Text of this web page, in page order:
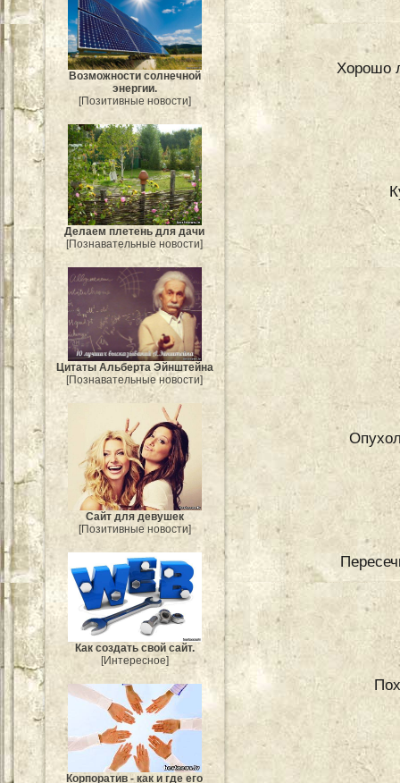
Возможности солнечной
энергии.
[Позитивные новости]
Делаем плетень для дачи
[Познавательные новости]
Цитаты Альберта Эйнштейна
[Познавательные новости]
Сайт для девушек
[Позитивные новости]
Как создать свой сайт.
[Интересное]
Корпоратив - как и где его
Хорошо